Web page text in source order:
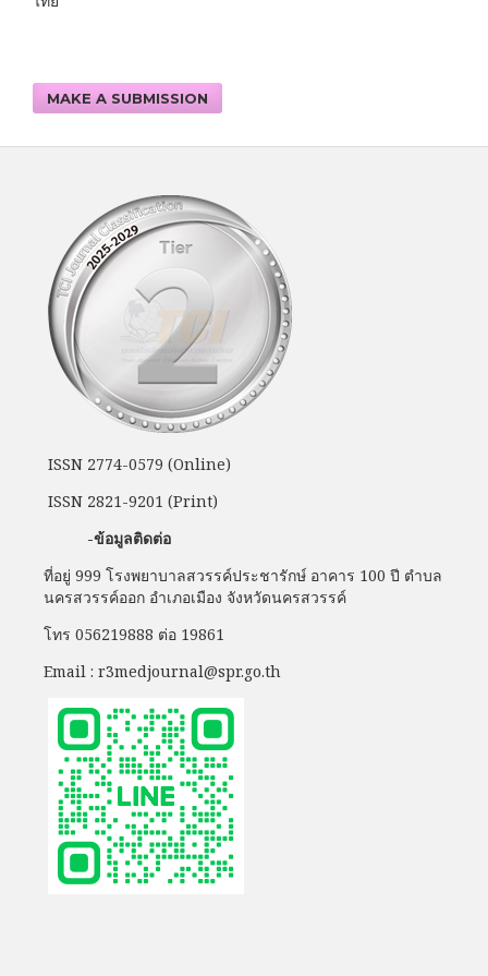
MAKE A SUBMISSION
ISSN 2774-0579 (Online)
ISSN 2821-9201 (Print)
-ข้อมูลติดต่อ
ที่อยู่ 999 โรงพยาบาลสวรรค์ประชารักษ์ อาคาร 100 ปี ตำบล
นครสวรรค์ออก อำเภอเมือง จังหวัดนครสวรรค์
โทร 056219888 ต่อ 19861
Email : r3medjournal@spr.go.th